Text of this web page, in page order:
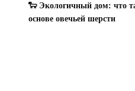
🐑 Экологичный дом: что
основе овечьей шерсти